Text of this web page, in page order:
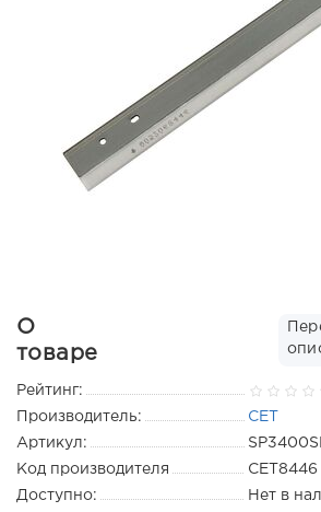
О
товаре
Рейтинг:
Производитель:
CET
Артикул:
Код производителя
CET8446
Доступно:
Нет в